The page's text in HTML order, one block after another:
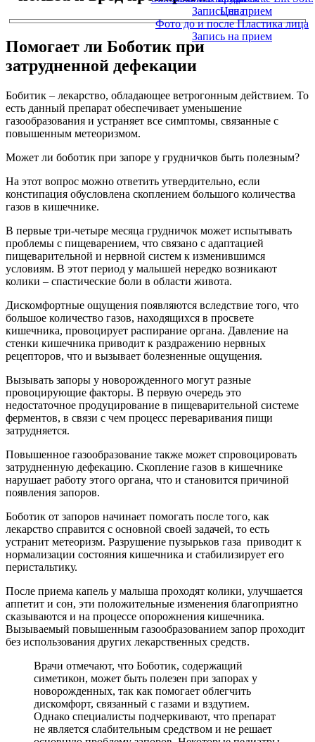
Цена
Фото до и после Пластика лица
Запись на прием
Запись на прием
Помогает ли Боботик при
затрудненной дефекации
Бобитик – лекарство, обладающее ветрогонным действием. То
есть данный препарат обеспечивает уменьшение
газообразования и устраняет все симптомы, связанные с
повышенным метеоризмом.
Может ли боботик при запоре у грудничков быть полезным?
На этот вопрос можно ответить утвердительно, если
констипация обусловлена скоплением большого количества
газов в кишечнике.
В первые три-четыре месяца грудничок может испытывать
проблемы с пищеварением, что связано с адаптацией
пищеварительной и нервной систем к изменившимся
условиям. В этот период у малышей нередко возникают
колики – спастические боли в области живота.
Дискомфортные ощущения появляются вследствие того, что
большое количество газов, находящихся в просвете
кишечника, провоцирует распирание органа. Давление на
стенки кишечника приводит к раздражению нервных
рецепторов, что и вызывает болезненные ощущения.
Вызывать запоры у новорожденного могут разные
провоцирующие факторы. В первую очередь это
недостаточное продуцирование в пищеварительной системе
ферментов, в связи с чем процесс переваривания пищи
затрудняется.
Повышенное газообразование также может спровоцировать
затрудненную дефекацию. Скопление газов в кишечнике
нарушает работу этого органа, что и становится причиной
появления запоров.
Боботик от запоров начинает помогать после того, как
лекарство справится с основной своей задачей, то есть
устранит метеоризм. Разрушение пузырьков газа приводит к
нормализации состояния кишечника и стабилизирует его
перистальтику.
После приема капель у малыша проходят колики, улучшается
аппетит и сон, эти положительные изменения благоприятно
сказываются и на процессе опорожнения кишечника.
Вызываемый повышенным газообразованием запор проходит
без использования других лекарственных средств.
Врачи отмечают, что Боботик, содержащий
симетикон, может быть полезен при запорах у
новорожденных, так как помогает облегчить
дискомфорт, связанный с газами и вздутием.
Однако специалисты подчеркивают, что препарат
не является слабительным средством и не решает